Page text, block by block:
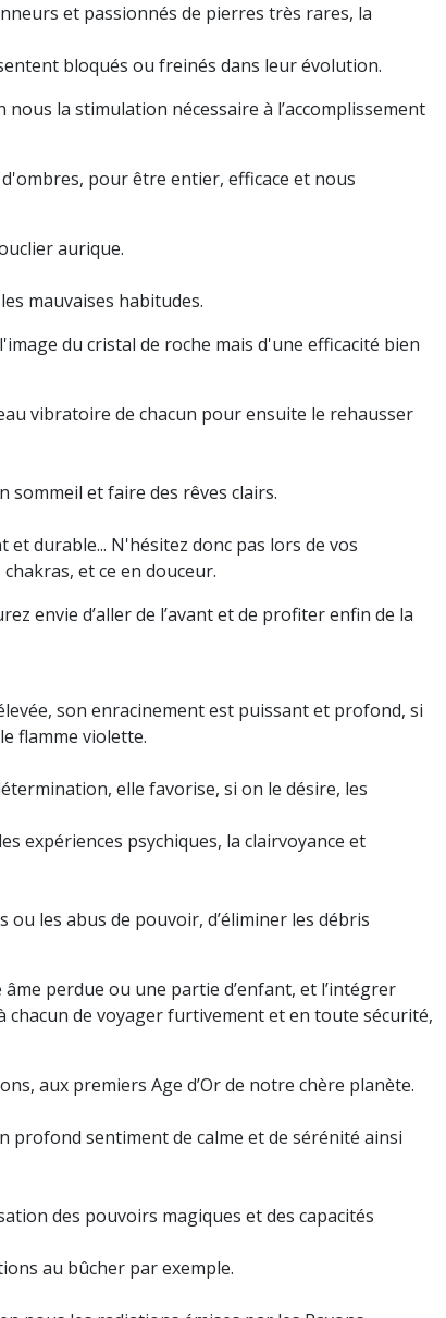
et passionnés de pierres très rares, la
bloqués ou freinés dans leur évolution.
la stimulation nécessaire à l’accomplissement
pour être entier, efficace et nous
aurique.
mauvaises habitudes.
du cristal de roche mais d'une efficacité bien
vibratoire de chacun pour ensuite le rehausser
et faire des rêves clairs.
durable... N'hésitez donc pas lors de vos
et ce en douceur.
envie d’aller de l’avant et de profiter enfin de la
son enracinement est puissant et profond, si
flamme violette.
elle favorise, si on le désire, les
expériences psychiques, la clairvoyance et
les abus de pouvoir, d’éliminer les débris
perdue ou une partie d’enfant, et l’intégrer
de voyager furtivement et en toute sécurité,
aux premiers Age d’Or de notre chère planète.
profond sentiment de calme et de sérénité ainsi
des pouvoirs magiques et des capacités
au bûcher par exemple.